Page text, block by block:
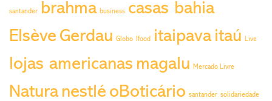
santander brahma business
casas bahia
Elsève Gerdau Globo Ifood itaipava itaú Live
lojas americanas magalu Mercado Livre
Natura nestlé oBoticário santander solidariedade